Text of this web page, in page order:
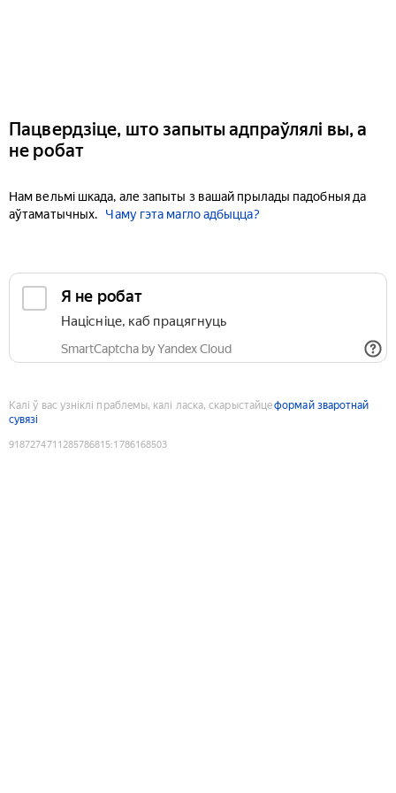
Пацвердзіце, што запыты адпраўлялі вы, а
не робат
Нам вельмі шкада, але запыты з вашай прылады падобныя да
аўтаматычных.
Чаму гэта магло адбыцца?
Я не робат
Націсніце, каб працягнуць
SmartCaptcha by Yandex Cloud
Калі ў вас узніклі праблемы, калі ласка, скарыстайцеформай зваротнай
сувязі
9187274711285786815:1786168503